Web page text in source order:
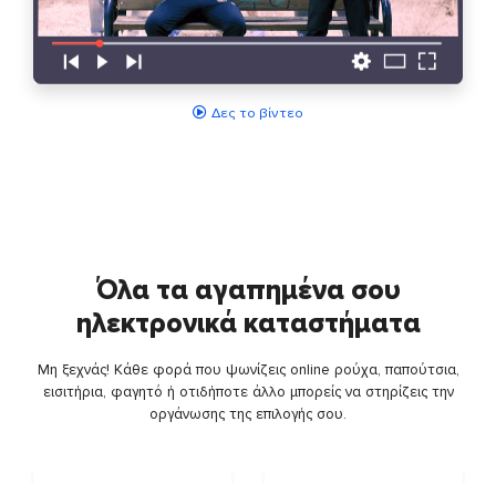
Δες το βίντεο
Όλα τα αγαπημένα σου
ηλεκτρονικά καταστήματα
Μη ξεχνάς! Κάθε φορά που ψωνίζεις online ρούχα, παπούτσια,
εισιτήρια, φαγητό ή οτιδήποτε άλλο μπορείς να στηρίζεις την
οργάνωσης της επιλογής σου.